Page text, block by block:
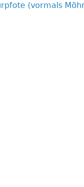
(vormals